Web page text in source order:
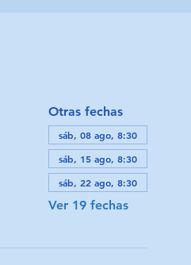
Otras fechas
sáb, 08 ago, 8:30
sáb, 15 ago, 8:30
sáb, 22 ago, 8:30
Ver 19 fechas